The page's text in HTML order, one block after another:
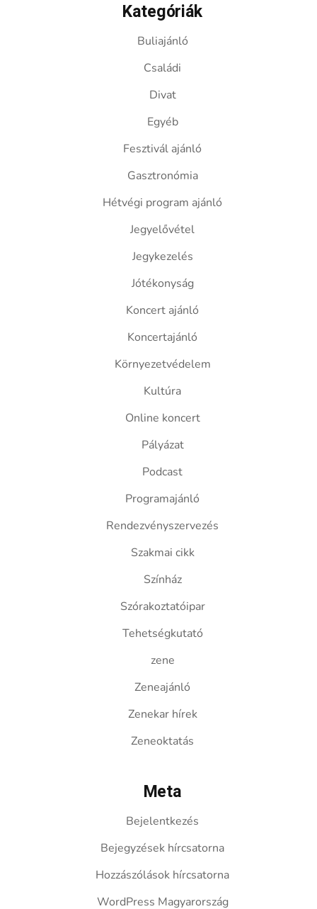
Kategóriák
Buliajánló
Családi
Divat
Egyéb
Fesztivál ajánló
Gasztronómia
Hétvégi program ajánló
Jegyelővétel
Jegykezelés
Jótékonyság
Koncert ajánló
Koncertajánló
Környezetvédelem
Kultúra
Online koncert
Pályázat
Podcast
Programajánló
Rendezvényszervezés
Szakmai cikk
Színház
Szórakoztatóipar
Tehetségkutató
zene
Zeneajánló
Zenekar hírek
Zeneoktatás
Meta
Bejelentkezés
Bejegyzések hírcsatorna
Hozzászólások hírcsatorna
WordPress Magyarország